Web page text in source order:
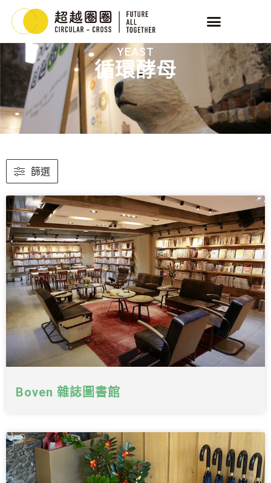
YEAST
循環酵母
篩選
Boven 雜誌圖書館